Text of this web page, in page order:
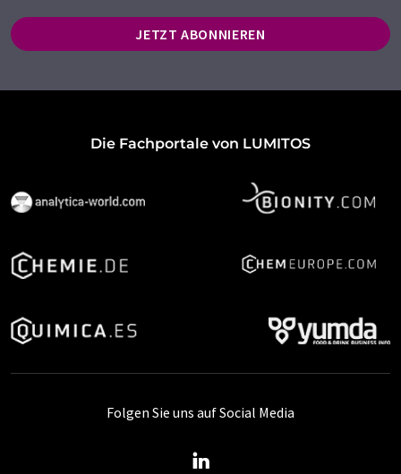
JETZT ABONNIEREN
Die Fachportale von LUMITOS
Folgen Sie uns auf Social Media